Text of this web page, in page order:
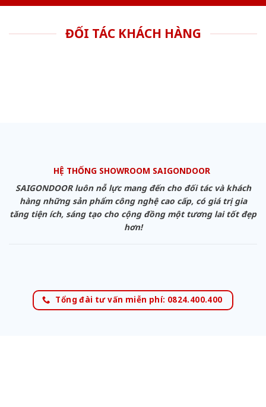
ĐỐI TÁC KHÁCH HÀNG
HỆ THỐNG SHOWROOM SAIGONDOOR
SAIGONDOOR luôn nỗ lực mang đến cho đối tác và khách
hàng những sản phẩm công nghệ cao cấp, có giá trị gia
tăng tiện ích, sáng tạo cho cộng đồng một tương lai tốt đẹp
hơn!
Tổng đài tư vấn miễn phí: 0824.400.400